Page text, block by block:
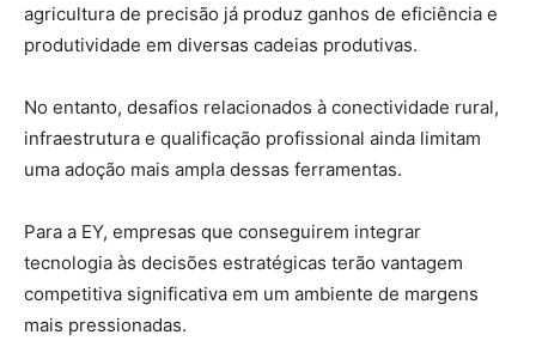
agricultura de precisão já produz ganhos de eficiência e
produtividade em diversas cadeias produtivas.
No entanto, desafios relacionados à conectividade rural,
infraestrutura e qualificação profissional ainda limitam
uma adoção mais ampla dessas ferramentas.
Para a EY, empresas que conseguirem integrar
tecnologia às decisões estratégicas terão vantagem
competitiva significativa em um ambiente de margens
mais pressionadas.